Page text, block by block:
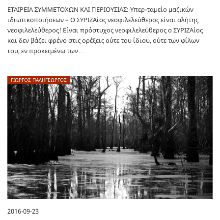
ΕΤΑΙΡΕΙΑ ΣΥΜΜΕΤΟΧΩΝ ΚΑΙ ΠΕΡΙΟΥΣΙΑΣ: Υπερ-ταμείο μαζικών
ιδιωτικοποιήσεων – Ο ΣΥΡΙΖΑίος νεοφιλελεύθερος είναι αλήτης
νεοφιλελεύθερος! Είναι πρόστυχος νεοφιλελεύθερος ο ΣΥΡΙΖΑίος
και δεν βάζει φρένο στις ορέξεις ούτε του ίδιου, ούτε των φίλων
του, εν προκειμένω των…
ΓΙΩΡΓΟΣ ΠΑΛΗΓΕΏΡΓΟΣ
2016-09-23